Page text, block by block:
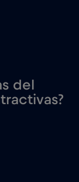
del